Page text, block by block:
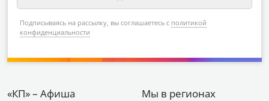
Подписываясь на рассылку, вы соглашаетесь с политикой
конфиденциальности
«КП» – Афиша Мы в регионах